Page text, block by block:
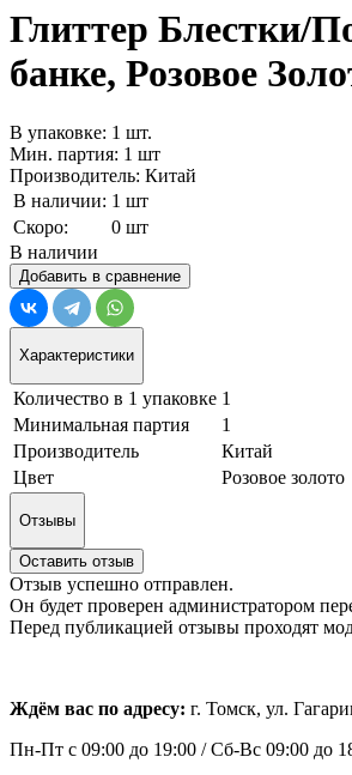
Глиттер Блестки/
банке, Розовое
В упаковке: 1 шт.
Мин. партия: 1 шт
Производитель: Китай
В наличии: 1 шт
Скоро:
0 шт
В наличии
Добавить в сравнение
Характеристики
Количество в 1 упаковке 1
Минимальная партия
1
Производитель
Китай
Цвет
Розовое золото
Отзывы
Оставить отзыв
Отзыв успешно отправлен.
Он будет проверен администратором
Перед публикацией отзывы проходят
Ждём вас по адресу: г. Томск, ул.
Пн-Пт с 09:00 до 19:00 /Сб-Вс 09:00 до